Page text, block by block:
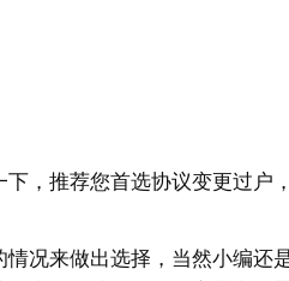
，推荐您首选协议变更过户
况来做出选择，当然小编还